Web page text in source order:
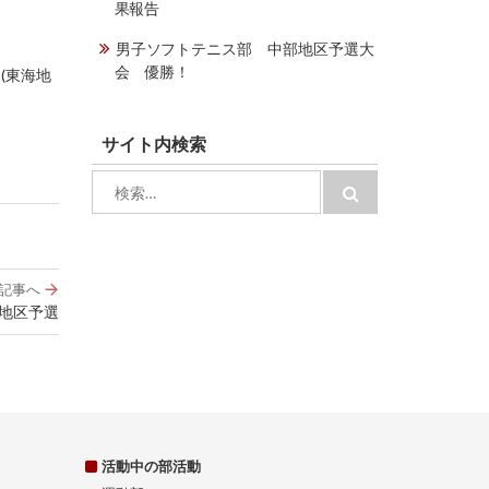
東海地
事へ
区予選
果報告
男子ソフトテニス部 中部地区予選大
会 優勝！
サイト内検索
索
活動中の部活動